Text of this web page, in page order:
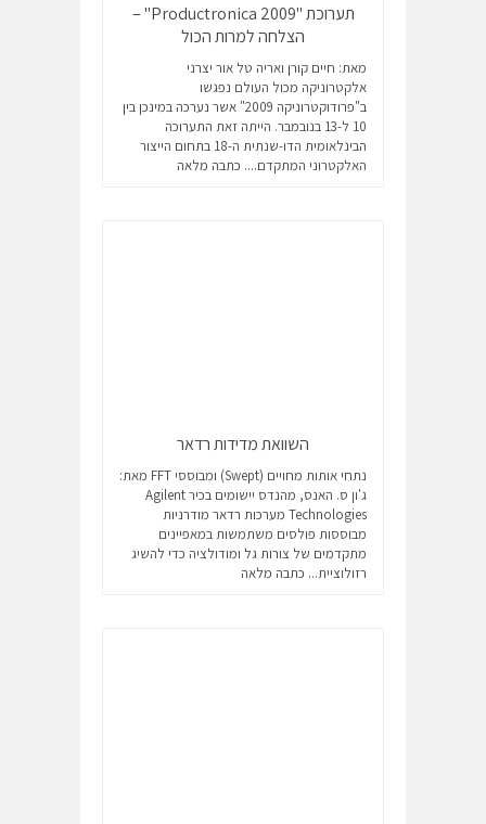
תערוכת "Productronica 2009" –
הצלחה למרות הכול
מאת: חיים קורן ואריה טל אור יצרני
אלקטרוניקה מכול העולם נפגשו
ב"פרודוקטרוניקה 2009" אשר נערכה במינכן בין
10 ל-13 בנובמבר. הייתה זאת התערוכה
הבינלאומית הדו-שנתית ה-18 בתחום הייצור
האלקטרוני המתקדם.... כתבה מלאה
השוואת מדידות רדאר
נתחי אותות מחויים (Swept) ומבוססי FFT מאת:
ג'ון ס. האנס, מהנדס יישומים בכיר Agilent
Technologies מערכות רדאר מודרניות
מבוססות פולסים משתמשות במאפיינים
מתקדמים של צורות גל ומודולציה כדי להשיג
רזולוציית... כתבה מלאה